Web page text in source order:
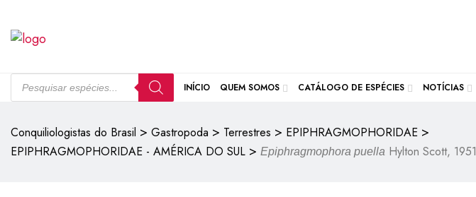
INÍCIO QUEM SOMOS CATÁLOGO DE ESPÉCIES NOTÍCIAS
Conquiliologistas do Brasil > Gastropoda > Terrestres > EPIPHRAGMOPHORIDAE >
EPIPHRAGMOPHORIDAE - AMÉRICA DO SUL > Epiphragmophora puella Hylton Scott, 1951